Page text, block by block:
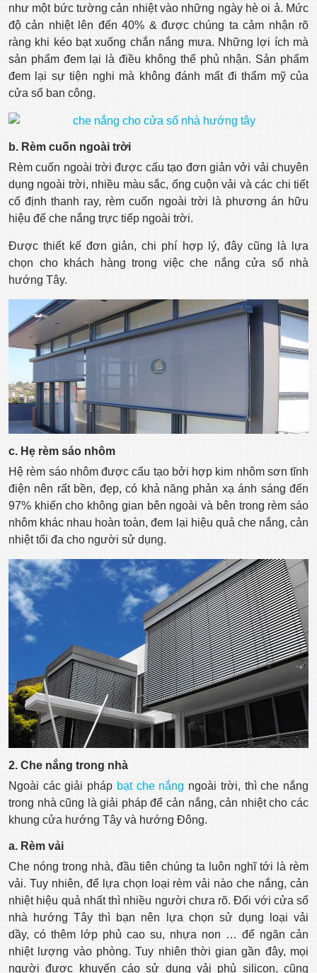
như một bức tường cản nhiệt vào những ngày hè oi ả. Mức
độ cản nhiệt lên đến 40% & được chúng ta cảm nhận rõ
ràng khi kéo bạt xuống chắn nắng mưa. Những lợi ích mà
sản phẩm đem lại là điều không thể phủ nhận. Sản phẩm
đem lại sự tiện nghi mà không đánh mất đi thẩm mỹ của
cửa sổ ban công.
b. Rèm cuốn ngoài trời
Rèm cuốn ngoài trời được cấu tạo đơn giản vởi vải chuyên
dụng ngoài trời, nhiều màu sắc, ống cuộn vải và các chi tiết
cố định thanh ray, rèm cuốn ngoài trời là phương án hữu
hiệu để che nắng trực tiếp ngoài trời.
Được thiết kế đơn giản, chi phí hợp lý, đây cũng là lựa
chọn cho khách hàng trong việc che nắng cửa sổ nhà
hướng Tây.
c. Hẹ rèm sáo nhôm
Hệ rèm sáo nhôm được cấu tạo bởi hợp kim nhôm sơn tĩnh
điện nên rất bền, đẹp, có khả năng phản xạ ánh sáng đến
97% khiến cho không gian bên ngoài và bên trong rèm sáo
nhôm khác nhau hoàn toàn, đem lại hiệu quả che nắng, cản
nhiệt tối đa cho người sử dụng.
2. Che nắng trong nhà
Ngoài các giải pháp bạt che nắng ngoài trời, thì che nắng
trong nhà cũng là giải pháp để cản nắng, cản nhiệt cho các
khung cửa hướng Tây và hướng Đông.
a. Rèm vải
Che nóng trong nhà, đầu tiên chúng ta luôn nghĩ tới là rèm
vải. Tuy nhiên, để lựa chọn loại rèm vải nào che nắng, cản
nhiệt hiệu quả nhất thì nhiều người chưa rõ. Đối với cửa sổ
nhà hướng Tây thì bạn nên lựa chọn sử dụng loại vải
dầy, có thêm lớp phủ cao su, nhựa non … để ngăn cản
nhiệt lượng vào phòng. Tuy nhiên thời gian gần đây, mọi
người được khuyến cáo sử dụng vải phủ silicon, cũng